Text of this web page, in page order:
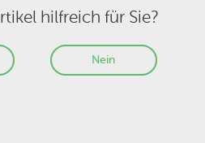
hilfreich für Sie?
Nein